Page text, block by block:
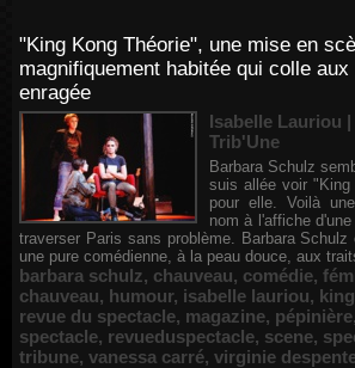
"King Kong Théorie", une mise en
magnifiquement habitée qui colle aux
enragée
Isabelle Lauriou |
Trib'Une
Barbara Schulz
suis allée voir "King
pour elle. Voilà
nom à l'affiche
traverser Paris sans problème. Barbara
une pure comédienne, à la peau douce, aux
barbara schulz, chauveau, comédie,
chauveau, humour, isabelle lauriou,
revue du spectacle, magazine, pépinière,
spectacle, revueduspectacle, scene,
tribune, vanessa carré, virginie